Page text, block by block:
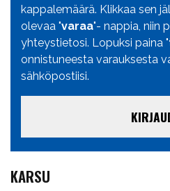
kappalemäärä. Klikkaa sen
olevaa "varaa"- nappia, niin
yhteystietosi. Lopuksi paina "
onnistuneesta varauksesta
sähköpostiisi.
KARSU